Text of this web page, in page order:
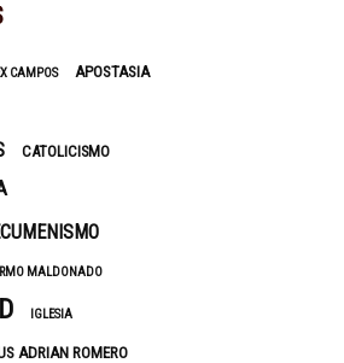
CAMPOS APOSTASIA
CATOLICISMO
MALDONADO
IGLESIA
ADRIAN ROMERO